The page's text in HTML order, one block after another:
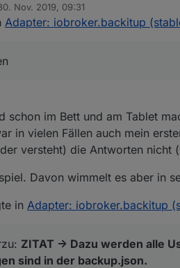
is nun genau der unterschied zu
das meine ich ... einfach mal lesen
Links nutzen, nicht die offizielle Doku
nimm dir doch mal die Hilfen hier an.
Readme von Backitup und benutze die
Nov. 2019, 09:31
von
Adapter: iobroker.backitup
schon im Bett und am Tablet
in vielen Fällen auch mein
versteht) die Antworten nicht
Davon wimmelt es aber in
in Adapter: iobroker.backitup
ZITAT -> Dazu werden alle
sind in der backup.json.